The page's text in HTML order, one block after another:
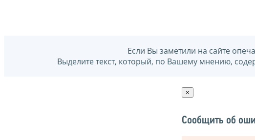
Если Вы заметили на сайте
Выделите текст, который, по Вашему мнению,
×
Сообщить об